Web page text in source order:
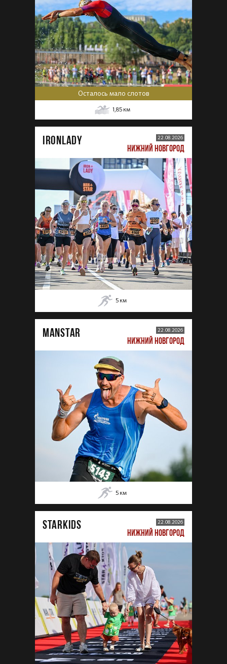
Осталось мало слотов
1,85 км
IRONLADY 22.08.2026
НИЖНИЙ НОВГОРОД
5 км
MANSTAR 22.08.2026
НИЖНИЙ НОВГОРОД
5 км
STARKIDS 22.08.2026
НИЖНИЙ НОВГОРОД